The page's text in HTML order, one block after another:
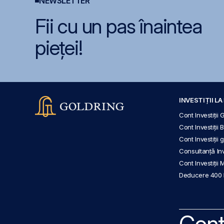
Fii cu un pas înaintea
pieței!
INVESTIȚII LA
Cont Investiții
Cont Investiții
Cont Investiții
Consultanță
Cont Investiții
Deducere 400